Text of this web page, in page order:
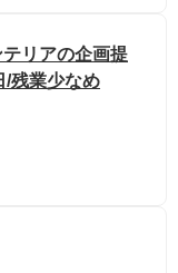
リアの企画提
/残業少なめ